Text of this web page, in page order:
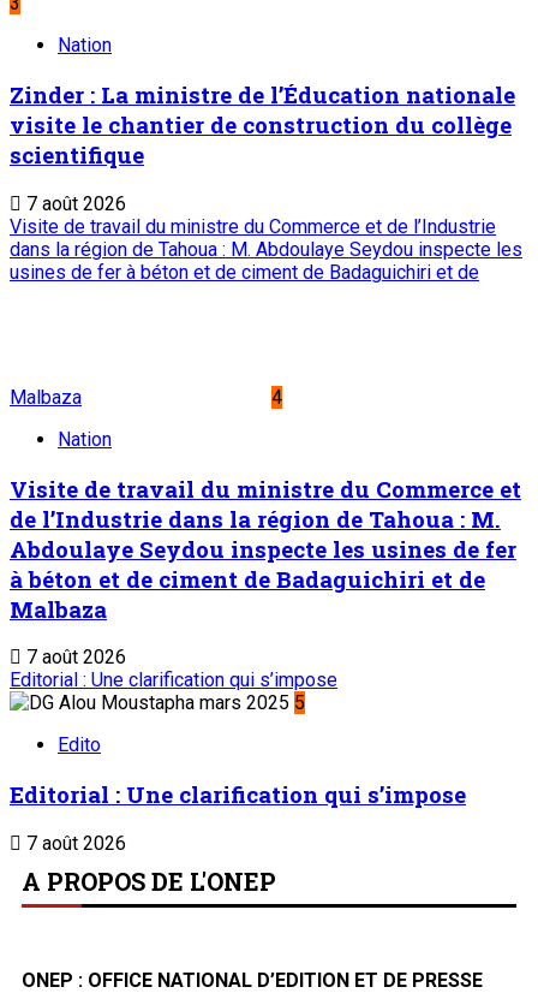
Nation
Zinder : La ministre de l’Éducation nationale
visite le chantier de construction du collège
scientifique
7 août 2026
Visite de travail du ministre du Commerce et de l’Industrie
dans la région de Tahoua : M. Abdoulaye Seydou inspecte les
usines de fer à béton et de ciment de Badaguichiri et de
Malbaza
4
Nation
Visite de travail du ministre du Commerce et
de l’Industrie dans la région de Tahoua : M.
Abdoulaye Seydou inspecte les usines de fer
à béton et de ciment de Badaguichiri et de
Malbaza
7 août 2026
Editorial : Une clarification qui s’impose
5
Edito
Editorial : Une clarification qui s’impose
7 août 2026
A PROPOS DE L'ONEP
ONEP : OFFICE NATIONAL D’EDITION ET DE PRESSE